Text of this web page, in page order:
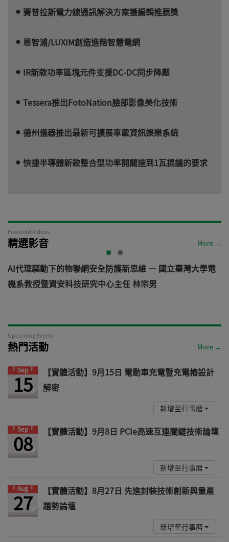
賽普拉斯電力線通訊解決方案獲編輯推薦獎
恩智浦/LUXIM創造進階智慧電網
IR新款功率區塊元件支援DC-DC同步降壓
Tessera推出FotoNation臉部影像美化技術
德州儀器推出最新可擴展車載資訊娛樂系統
快捷半導體新款整合型功率開關達到1瓦提議的要求
Featured Videos
精選影音 More →
AI代理驅動下的物聯網安全防護新思維 — 國立臺灣大學電
機系教授暨資安科技研究中心主任 林宗男
Upcoming Events
熱門活動 More →
Sep
15
【實體活動】9月15日 電動車充電暨充電樁設計
解密
新增至行事曆
Sep
08 【實體活動】9月8日 PCIe高速互連關鍵技術論壇
新增至行事曆
Aug
27
【實體活動】8月27日 先進封裝技術創新與量產
趨勢論壇
新增至行事曆